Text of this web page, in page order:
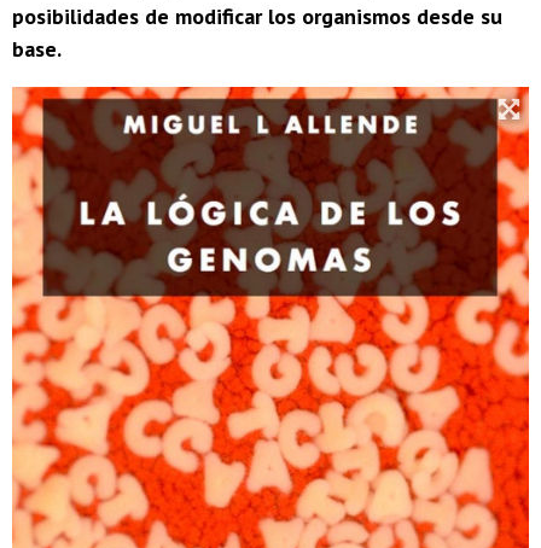
posibilidades de modificar los organismos desde su
base.